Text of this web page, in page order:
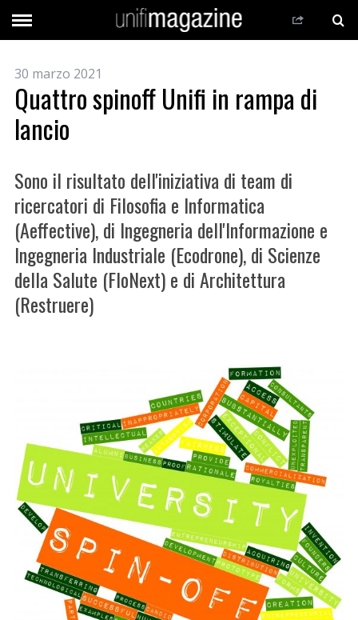
30 marzo 2021
Quattro spinoff Unifi in rampa di
lancio
Sono il risultato dell'iniziativa di team di
ricercatori di Filosofia e Informatica
(Aeffective), di Ingegneria dell'Informazione e
Ingegneria Industriale (Ecodrone), di Scienze
della Salute (FloNext) e di Architettura
(Restruere)